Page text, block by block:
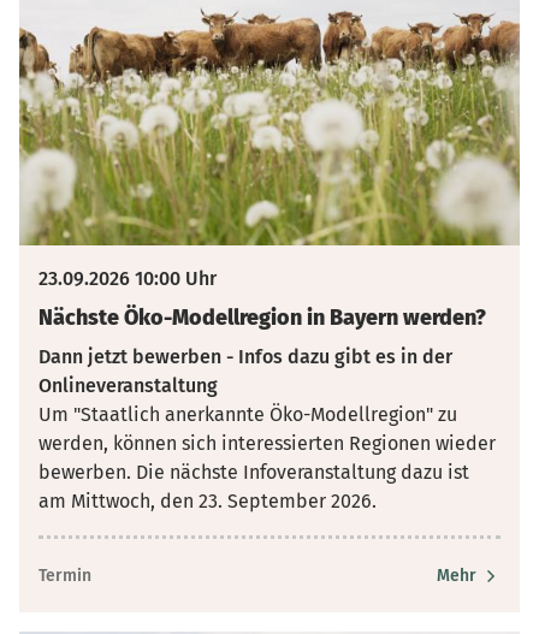
23.09.2026 10:00 Uhr
Nächste Öko-Modellregion in Bayern werden?
Dann jetzt bewerben - Infos dazu gibt es in der
Onlineveranstaltung
Um "Staatlich anerkannte Öko-Modellregion" zu
werden, können sich interessierten Regionen wieder
bewerben. Die nächste Infoveranstaltung dazu ist
am Mittwoch, den 23. September 2026.
Termin Mehr